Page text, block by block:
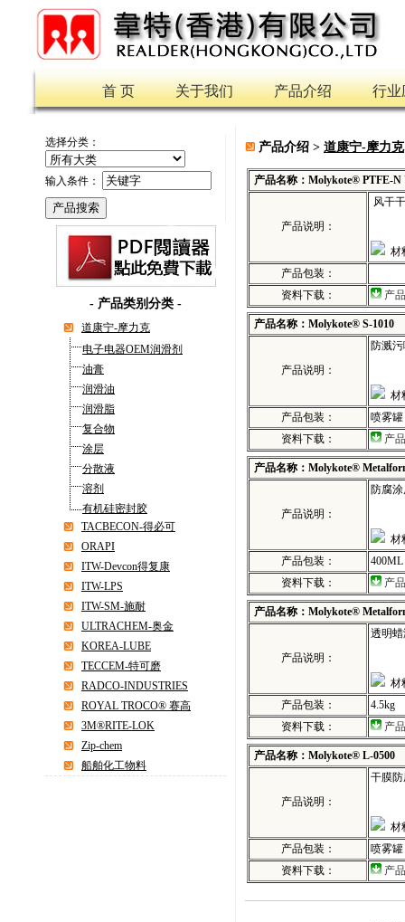
首 页 关于我们 产品介绍 行业
选择分类：
输入条件：
- 产品类别分类 -
道康宁-摩力克
电子电器OEM润滑剂
油膏
润滑油
润滑脂
复合物
涂层
分散液
溶剂
有机硅密封胶
TACBECON-得必可
ORAPI
ITW-Devcon得复康
ITW-LPS
ITW-SM-施耐
ULTRACHEM-奥金
KOREA-LUBE
TECCEM-特可磨
RADCO-INDUSTRIES
ROYAL TROCO® 赛高
3M®RITE-LOK
Zip-chem
船舶化工物料
产品介绍 > 道康宁-摩力克
产品名称：Molykote® PTFE-N
产品说明：
风干
材
产品包装：
资料下载：
产
产品名称：Molykote® S-1010
产品说明：
防溅
材
产品包装：
喷雾罐
资料下载：
产
产品名称：Molykote®
产品说明：
防腐
材
产品包装：
400ML
资料下载：
产
产品名称：Molykote®
产品说明：
透明
材
产品包装：
4.5kg
资料下载：
产
产品名称：Molykote® L-0500
产品说明：
干膜
材
产品包装：
喷雾罐
资料下载：
产